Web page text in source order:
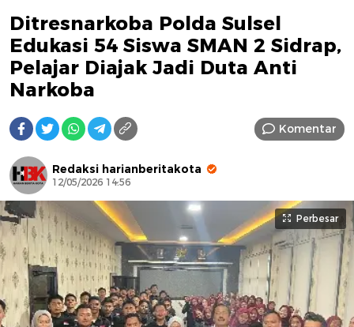
AFN BEAUTY LUXURY
Ditresnarkoba Polda Sulsel
Edukasi 54 Siswa SMAN 2 Sidrap,
Pelajar Diajak Jadi Duta Anti
Narkoba
Komentar
Redaksi harianberitakota
12/05/2026 14:56
Perbesar